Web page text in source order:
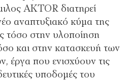
AKTOR διατηρεί
αναπτυξιακό κύμα της
τόσο στην υλοποίηση
και στην κατασκευή των
έργα που ενισχύουν τις
υποδομές του